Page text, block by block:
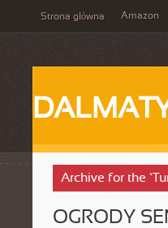
Strona główna Amazon
Archive for the
OGRODY